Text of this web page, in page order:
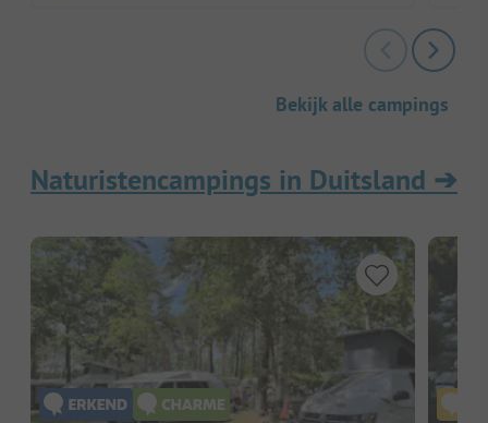
Bekijk alle campings
Naturistencampings in Duitsland ➔